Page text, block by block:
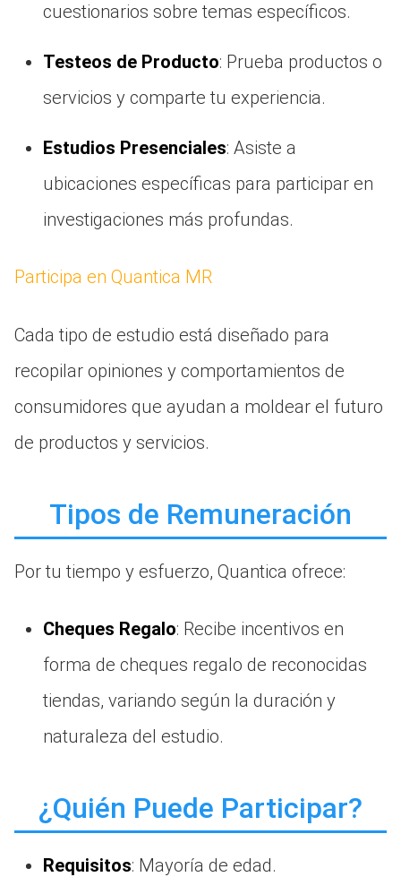
cuestionarios sobre temas específicos.
Testeos de Producto: Prueba productos o
servicios y comparte tu experiencia.
Estudios Presenciales: Asiste a
ubicaciones específicas para participar en
investigaciones más profundas.
Participa en Quantica MR
Cada tipo de estudio está diseñado para
recopilar opiniones y comportamientos de
consumidores que ayudan a moldear el futuro
de productos y servicios.
Tipos de Remuneración
Por tu tiempo y esfuerzo, Quantica ofrece:
Cheques Regalo: Recibe incentivos en
forma de cheques regalo de reconocidas
tiendas, variando según la duración y
naturaleza del estudio.
¿Quién Puede Participar?
Requisitos: Mayoría de edad.